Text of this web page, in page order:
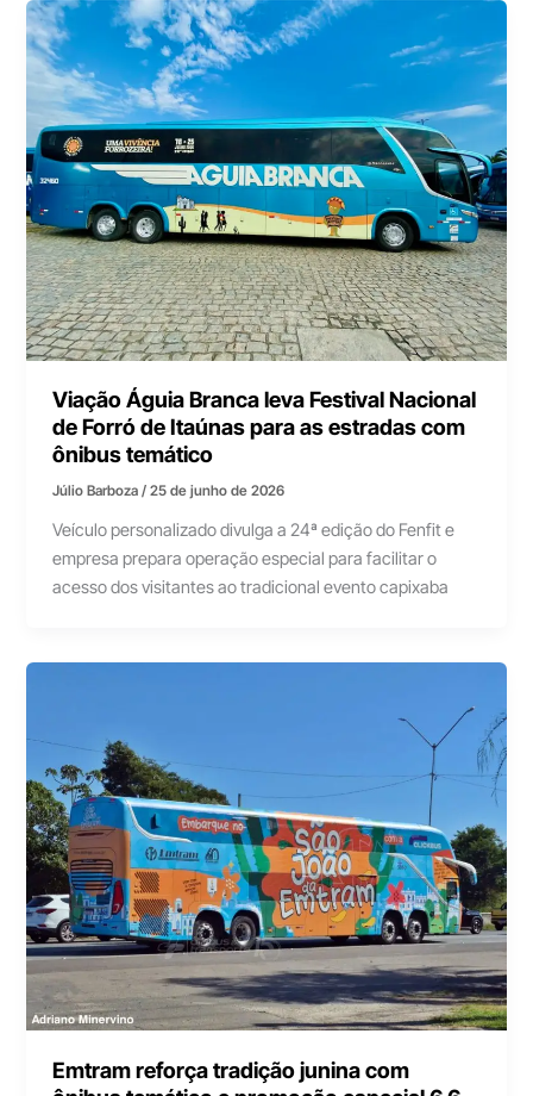
Viação Águia Branca leva Festival Nacional
de Forró de Itaúnas para as estradas com
ônibus temático
Júlio Barboza/25 de junho de 2026
Veículo personalizado divulga a 24ª edição do Fenfit e
empresa prepara operação especial para facilitar o
acesso dos visitantes ao tradicional evento capixaba
Emtram reforça tradição junina com